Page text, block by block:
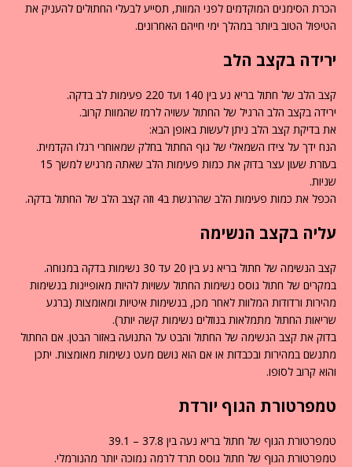
הכרת הסימנים המוקדמים לפני המוות, תסייע לבעלי החתולים להעניק את
הטיפול הטוב ביותר במהלך ימי חייהם האחרונים.
ירידה בקצב הלב
קצב הלב של חתול בריא נע בין 140 ועד 220 פעימות לב בדקה.
ירידה בקצב הלב הרגיל של החתול עשויה לרמז שהמוות קרוב.
את בדיקת קצב הלב ניתן לעשות באופן הבא:
הנח ידך על צידו השמאלי של גוף החתול בחלק שמאוחרי רגלו הקדמית.
בעזרת שעון עצר בדוק את כמות פעימות הלב שאתה מרגיש למשך 15
שניות.
הכפל את כמות פעימות הלב שהרגשת ב4 וזה קצב הלב של החתול בדקה.
עליה בקצב הנשימה
קצב הנשימה של חתול בריא נע בין 20 עד 30 נשימות בדקה במנוחה.
במקרים של חתול גוסס נשימות החתול עשויות להיות מאופיינות בנשימות
מהירות ורדודות המלוות לאחר מכן, בנשימות איטיות ומאומצות (ברגע
שריאות החתול מתמלאות בנוזלים נשימות קשה יותר).
בדוק את קצב הנשימה של החתול והבט על התנועה באזור הבטן. אם החתול
מתנשם במהירות ובכבדות או אם הוא נושם מעט נשימות מאומצות. יתכן
והוא קרוב לסופו.
טמפרטורת הגוף יורדת
טמפרטורת הגוף של חתול בריא נעה בין 37.8 – 39.1
טמפרטורת הגוף של חתול גוסס תרד לרמה נמוכה יותר מהנורמלי.